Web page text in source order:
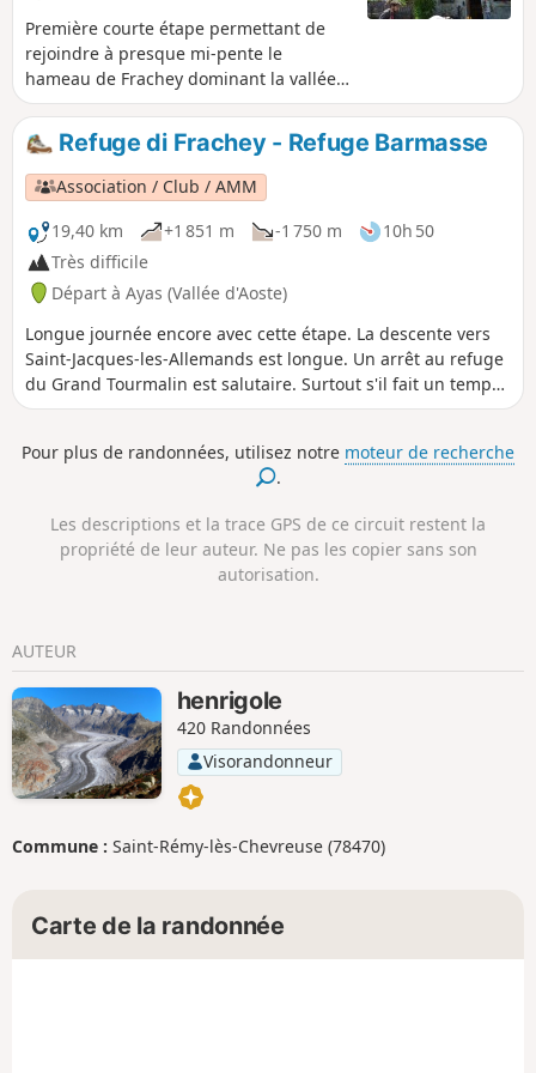
Première courte étape permettant de
rejoindre à presque mi-pente le
hameau de Frachey dominant la vallée
d'Ayas.
Refuge di Frachey - Refuge Barmasse
Association / Club / AMM
19,40 km
+1 851 m -1 750 m
10h 50
Très difficile
Départ à Ayas (Vallée d'Aoste)
Longue journée encore avec cette étape. La descente vers
Saint-Jacques-les-Allemands est longue. Un arrêt au refuge
du Grand Tourmalin est salutaire. Surtout s'il fait un temps
magnifique avec des vues sur les Alpes Suisses et le Mont
d'eau que dans la partie Sud. Donc ne pas oublier l'eau.
Pour plus de randonnées, utilisez notre moteur de recherche
.
Les descriptions et la trace GPS de ce circuit restent la
propriété de leur auteur. Ne pas les copier sans son
autorisation.
AUTEUR
henrigole
420 Randonnées
Visorandonneur
Commune : Saint-Rémy-lès-Chevreuse (78470)
Carte de la randonnée